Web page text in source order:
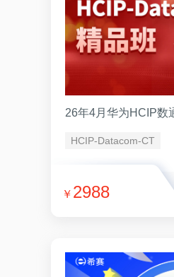
26年4月华为HCIP数
HCIP-Datacom-CT
￥ 2988